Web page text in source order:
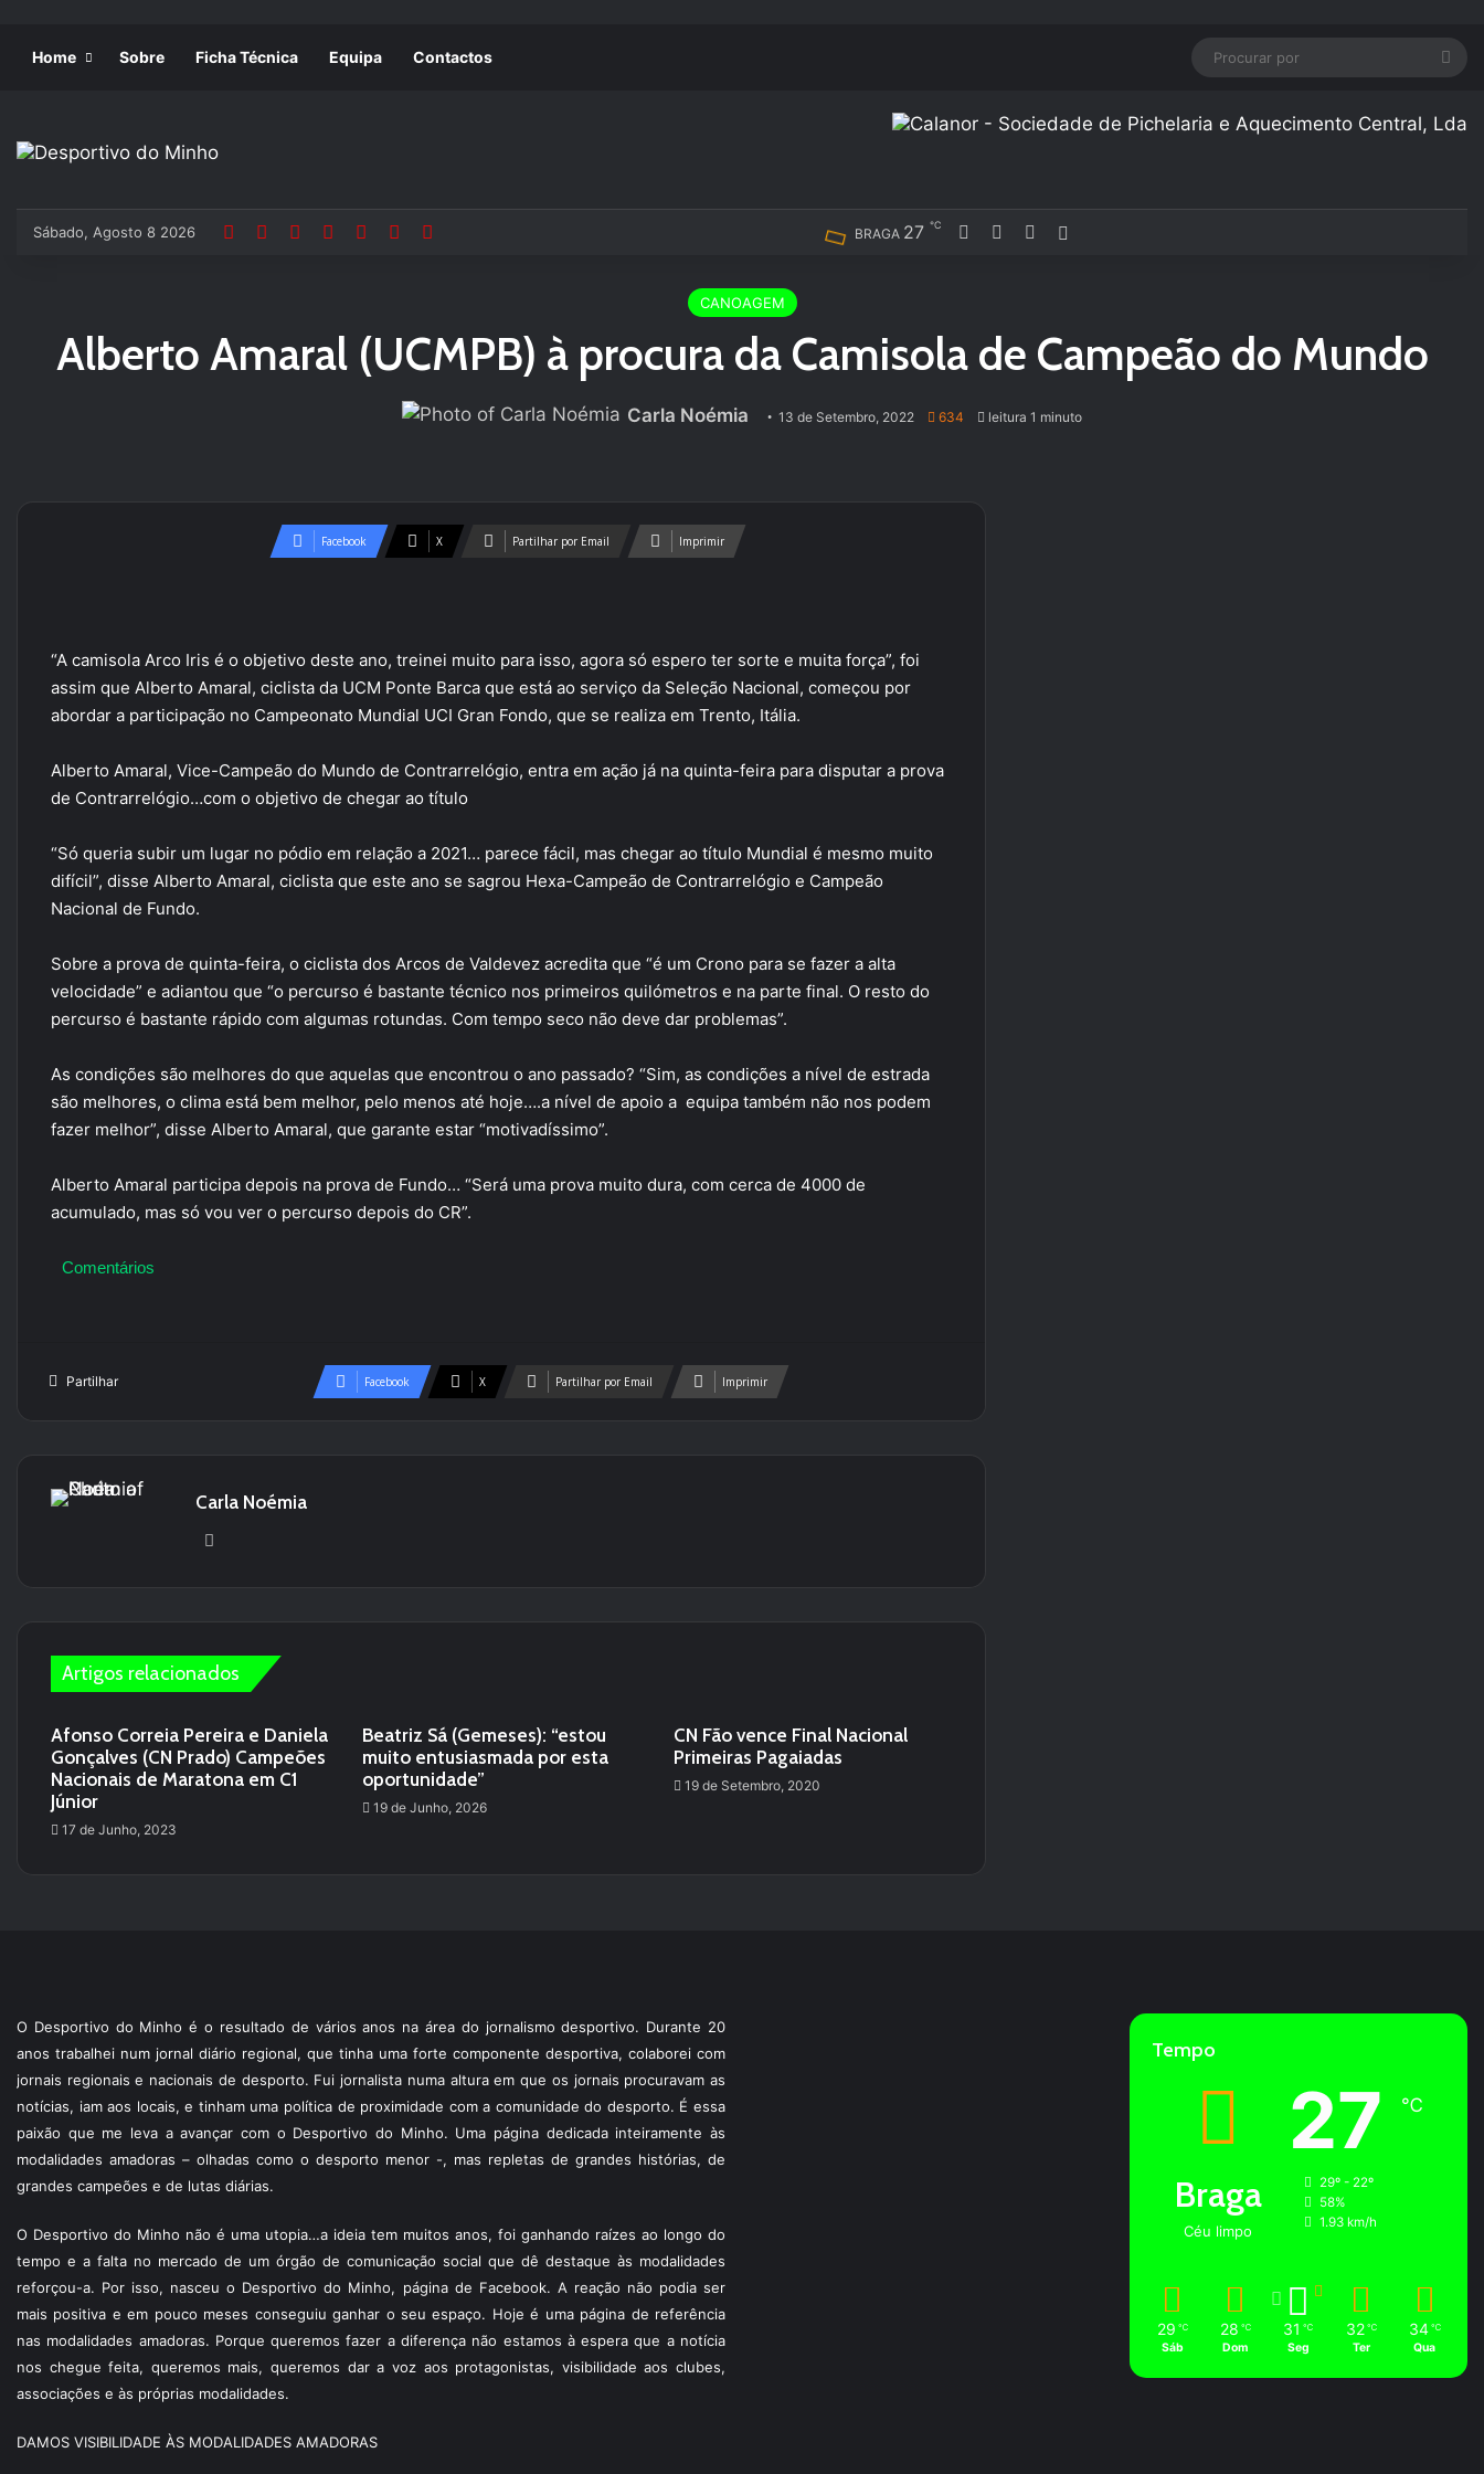
Home Sobre Ficha Técnica Equipa Contactos
Sábado, Agosto 8 2026 BRAGA 27 ℃ FacebookYouTubeInstagram
CANOAGEM
Alberto Amaral (UCMPB) à procura da Camisola de Campeão do Mundo
Carla Noémia 13 de Setembro, 2022 634 leitura 1 minuto
Facebook X Partilhar por Email Imprimir
“A camisola Arco Iris é o objetivo deste ano, treinei muito para isso, agora só espero ter sorte e muita força”, foi
assim que Alberto Amaral, ciclista da UCM Ponte Barca que está ao serviço da Seleção Nacional, começou por
abordar a participação no Campeonato Mundial UCI Gran Fondo, que se realiza em Trento, Itália.
Alberto Amaral, Vice-Campeão do Mundo de Contrarrelógio, entra em ação já na quinta-feira para disputar a prova
de Contrarrelógio…com o objetivo de chegar ao título
“Só queria subir um lugar no pódio em relação a 2021… parece fácil, mas chegar ao título Mundial é mesmo muito
difícil”, disse Alberto Amaral, ciclista que este ano se sagrou Hexa-Campeão de Contrarrelógio e Campeão
Nacional de Fundo.
Sobre a prova de quinta-feira, o ciclista dos Arcos de Valdevez acredita que “é um Crono para se fazer a alta
velocidade” e adiantou que “o percurso é bastante técnico nos primeiros quilómetros e na parte final. O resto do
percurso é bastante rápido com algumas rotundas. Com tempo seco não deve dar problemas”.
As condições são melhores do que aquelas que encontrou o ano passado? “Sim, as condições a nível de estrada
são melhores, o clima está bem melhor, pelo menos até hoje….a nível de apoio a equipa também não nos podem
fazer melhor”, disse Alberto Amaral, que garante estar “motivadíssimo”.
Alberto Amaral participa depois na prova de Fundo… “Será uma prova muito dura, com cerca de 4000 de
acumulado, mas só vou ver o percurso depois do CR”.
Comentários
Partilhar Facebook X Partilhar por Email Imprimir
Carla Noémia
Artigos relacionados
Afonso Correia Pereira e Daniela
Gonçalves (CN Prado) Campeões
Nacionais de Maratona em C1
Júnior
17 de Junho, 2023
Beatriz Sá (Gemeses): “estou
muito entusiasmada por esta
oportunidade”
19 de Junho, 2026
CN Fão vence Final Nacional
Primeiras Pagaiadas
19 de Setembro, 2020
O Desportivo do Minho é o resultado de vários anos na área do jornalismo desportivo. Durante 20
anos trabalhei num jornal diário regional, que tinha uma forte componente desportiva, colaborei com
jornais regionais e nacionais de desporto. Fui jornalista numa altura em que os jornais procuravam as
notícias, iam aos locais, e tinham uma política de proximidade com a comunidade do desporto. É essa
paixão que me leva a avançar com o Desportivo do Minho. Uma página dedicada inteiramente às
modalidades amadoras – olhadas como o desporto menor -, mas repletas de grandes histórias, de
grandes campeões e de lutas diárias.
O Desportivo do Minho não é uma utopia…a ideia tem muitos anos, foi ganhando raízes ao longo do
tempo e a falta no mercado de um órgão de comunicação social que dê destaque às modalidades
reforçou-a. Por isso, nasceu o Desportivo do Minho, página de Facebook. A reação não podia ser
mais positiva e em pouco meses conseguiu ganhar o seu espaço. Hoje é uma página de referência
nas modalidades amadoras. Porque queremos fazer a diferença não estamos à espera que a notícia
nos chegue feita, queremos mais, queremos dar a voz aos protagonistas, visibilidade aos clubes,
associações e às próprias modalidades.
DAMOS VISIBILIDADE ÀS MODALIDADES AMADORAS
Tempo
Braga
Céu limpo
27 ℃
29º - 22º
58%
1.93 km/h
29 ℃
Sáb
28 ℃
Dom
31 ℃
Seg
32 ℃
Ter
34 ℃
Qua